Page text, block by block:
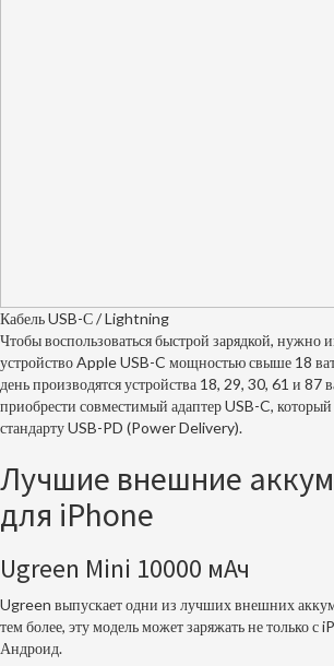
Кабель USB-С / Lightning
Чтобы воспользоваться быстрой зарядкой, нужно
устройство Apple USB-C мощностью свыше 18
день производятся устройства 18, 29, 30, 61 и 87
приобрести совместимый адаптер USB-C, который
стандарту USB-PD (Power Delivery).
Лучшие внешние
для iPhone
Ugreen Mini 10000 мАч
Ugreen выпускает одни из лучших внешних
тем более, эту модель может заряжать не только с
Андроид.